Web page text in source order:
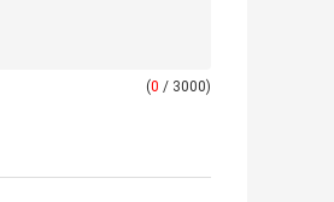
(0 / 3000)